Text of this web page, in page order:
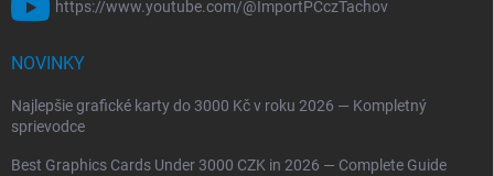
https://www.youtube.com/@ImportPCczTachov
NOVINKY
Najlepšie grafické karty do 3000 Kč v roku 2026 — Kompletný
sprievodce
Best Graphics Cards Under 3000 CZK in 2026 — Complete Guide